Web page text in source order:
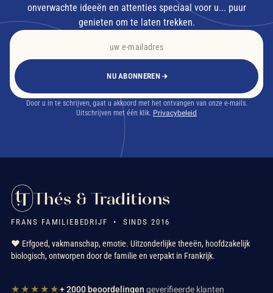
onverwachte ideeën en attenties speciaal voor u... puur
genieten om te laten trekken.
NU ABONNEREN
Door u in te schrijven, gaat u akkoord met het ontvangen van onze e-mails.
Uitschrijven met één klik. Privacybeleid
Thés & Traditions
FRANS FAMILIEBEDRIJF • SINDS 2016
❤️ Erfgoed, vakmanschap, emotie. Uitzonderlijke theeën, hoofdzakelijk
biologisch, ontworpen door de familie en verpakt in Frankrijk.
★★★★★+ 2000 beoordelingen geverifieerde klanten